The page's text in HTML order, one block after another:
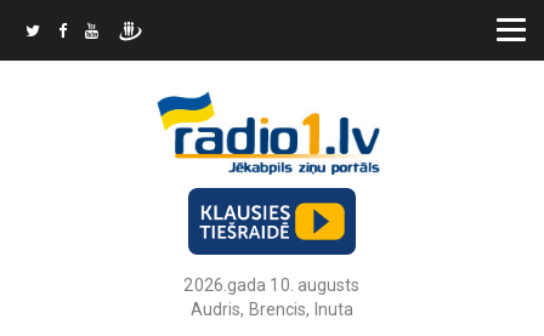
2026.gada 10. augusts
Audris, Brencis, Inuta